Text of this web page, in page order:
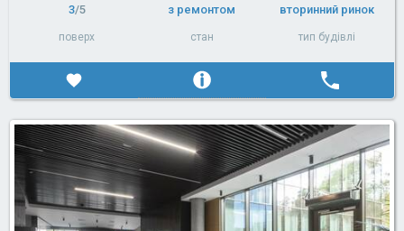
3/5
поверх
з ремонтом
стан
вторинний ринок
тип будівлі